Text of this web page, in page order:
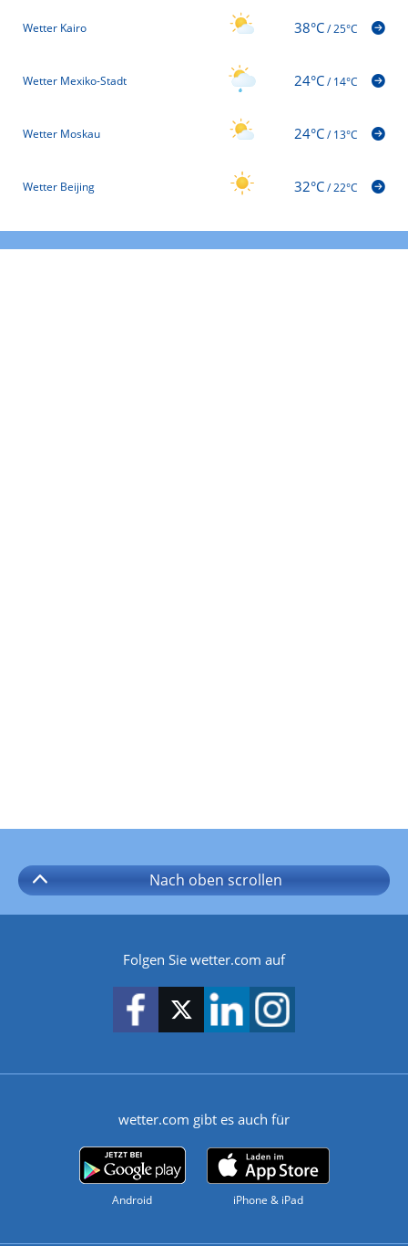
Wetter Kairo 38°C/25°C
Wetter Mexiko-Stadt 24°C/14°C
Wetter Moskau 24°C/13°C
Wetter Beijing 32°C/22°C
Nach oben scrollen
Folgen Sie wetter.com auf
wetter.com gibt es auch für
Android iPhone & iPad